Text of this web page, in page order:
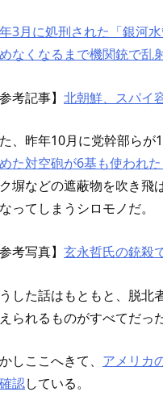
3月に処刑された「銀河
なくなるまで機関銃で乱
参考記事】 北朝鮮、スパイ
、昨年10月に党幹部らが
た対空砲が6基も使われた
塀などの遮蔽物を吹き飛
ってしまうシロモノだ。
参考写真】 玄永哲氏の銃殺
した話はもともと、脱北
られるものがすべてだった
しここへきて、 アメリカ
認している。